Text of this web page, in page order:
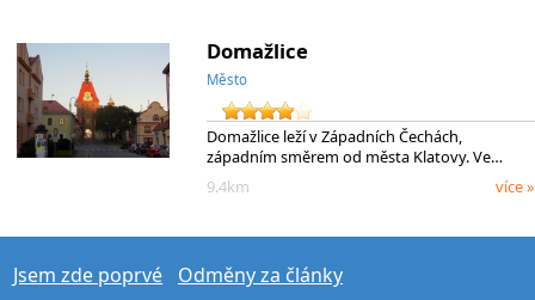
Domažlice
Město
Domažlice leží v Západních Čechách,
západním směrem od města Klatovy. Ve…
9.4km
více »
Jsem zde poprvé Odměny za články